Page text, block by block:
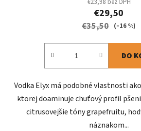
€29,50
€35,50 (–16 %)
DO
Vodka Elyx má podobné vlastnosti
ktorej doaminuje chuťový profil
citrusovejšie tóny grapefruitu,
náznakom...